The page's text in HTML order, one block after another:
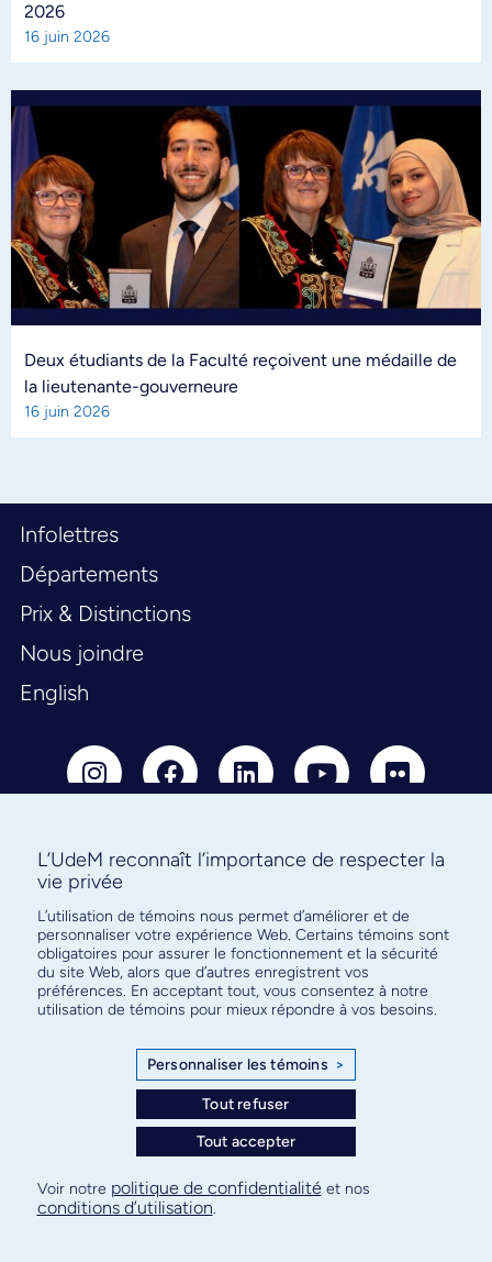
2026
16 juin 2026
Deux étudiants de la Faculté reçoivent une médaille de
la lieutenante-gouverneure
16 juin 2026
Infolettres
Départements
Prix & Distinctions
Nous joindre
English
Abonnez-vous à notre infolettre
pour connaître l’actualité facultaire
© Faculté de médecine - Université de Montréal
Paramètres des témoins
L’UdeM reconnaît l’importance de respecter la
vie privée
L’utilisation de témoins nous permet d’améliorer et de
personnaliser votre expérience Web. Certains témoins sont
obligatoires pour assurer le fonctionnement et la sécurité
du site Web, alors que d’autres enregistrent vos
préférences. En acceptant tout, vous consentez à notre
utilisation de témoins pour mieux répondre à vos besoins.
Personnaliser les témoins >
Tout refuser
Tout accepter
Voir notre politique de confidentialité et nos
conditions d’utilisation.